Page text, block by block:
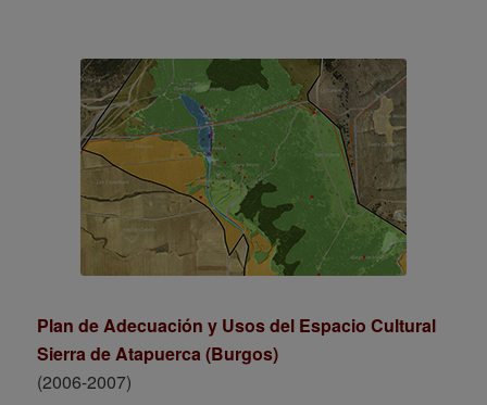
Plan de Adecuación y Usos del Espacio Cultural
Sierra de Atapuerca (Burgos)
(2006-2007)